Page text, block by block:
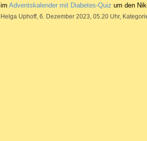
im Adventskalender mit Diabetes-Quiz um den
Helga Uphoff, 6. Dezember 2023, 05.20 Uhr,